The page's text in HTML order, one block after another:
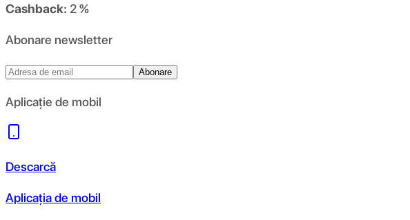
Cashback: 2 %
Abonare newsletter
Abonare
Aplicație de mobil
Descarcă
Aplicația de mobil